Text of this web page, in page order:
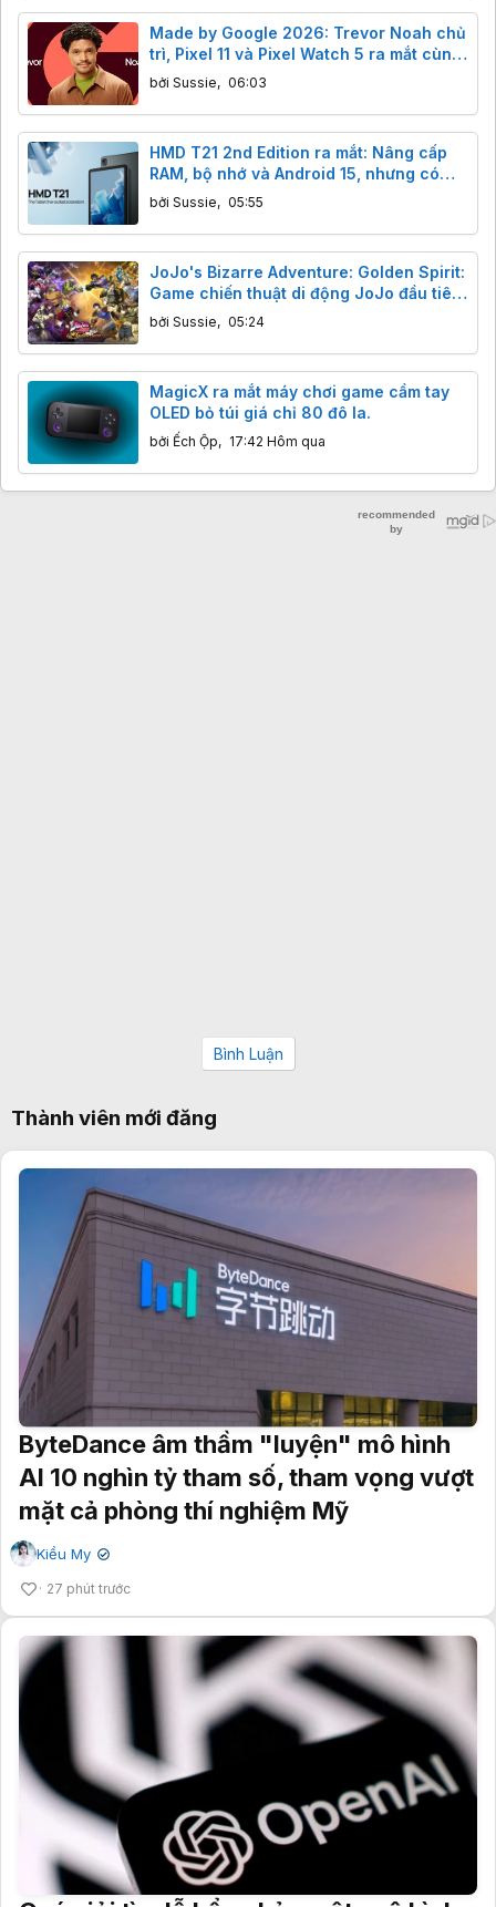
Made by Google 2026: Trevor Noah chủ
trì, Pixel 11 và Pixel Watch 5 ra mắt cùng
dàn sao đình đám.
bởi Sussie, 06:03
HMD T21 2nd Edition ra mắt: Nâng cấp
RAM, bộ nhớ và Android 15, nhưng có
đáng tiền?
bởi Sussie, 05:55
JoJo's Bizarre Adventure: Golden Spirit:
Game chiến thuật di động JoJo đầu tiên
ra mắt toàn cầu 13/8
bởi Sussie, 05:24
MagicX ra mắt máy chơi game cầm tay
OLED bỏ túi giá chỉ 80 đô la.
bởi Ếch Ộp, 17:42 Hôm qua
Bình Luận
Thành viên mới đăng
ByteDance âm thầm "luyện" mô hình
AI 10 nghìn tỷ tham số, tham vọng vượt
mặt cả phòng thí nghiệm Mỹ
Kiều My ✔
27 phút trước